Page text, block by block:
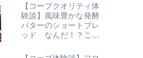
【コープクオリティ体
験談】風味豊かな発酵
バターのショートブレ
ッド なんだ！？この